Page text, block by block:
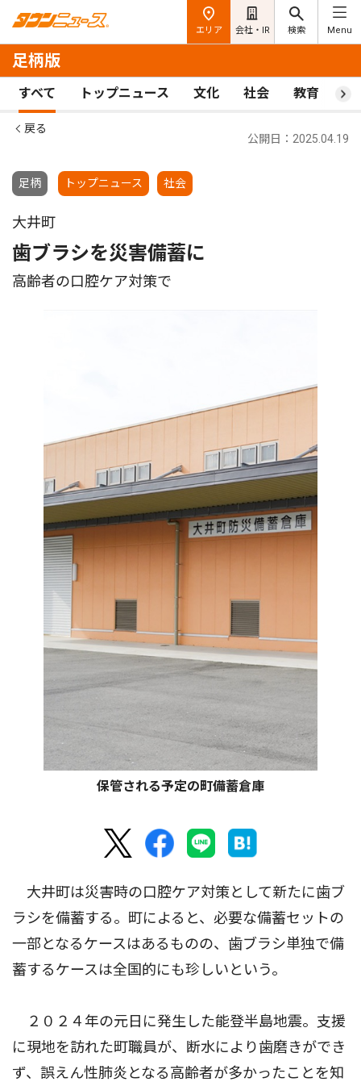
エリア 会社・IR 検索 Menu
足柄版
すべて トップニュース 文化 社会 教育 ス
戻る
足柄 トップニュース 社会
公開日：2025.04.19
大井町
歯ブラシを災害備蓄に
高齢者の口腔ケア対策で
保管される予定の町備蓄倉庫
大井町は災害時の口腔ケア対策として新たに歯ブ
ラシを備蓄する。町によると、必要な備蓄セットの
一部となるケースはあるものの、歯ブラシ単独で備
蓄するケースは全国的にも珍しいという。
２０２４年の元日に発生した能登半島地震。支援
に現地を訪れた町職員が、断水により歯磨きができ
ず、誤えん性肺炎となる高齢者が多かったことを知